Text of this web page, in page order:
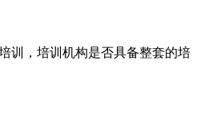
，培训机构是否具备整套的培